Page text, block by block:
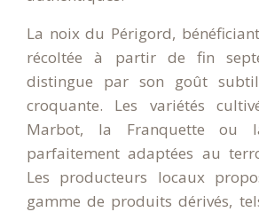
La noix du Périgord,
récoltée à partir de fin
distingue par son goût
croquante. Les variétés
Marbot, la Franquette ou
parfaitement adaptées au
Les producteurs locaux
gamme de produits dérivés,